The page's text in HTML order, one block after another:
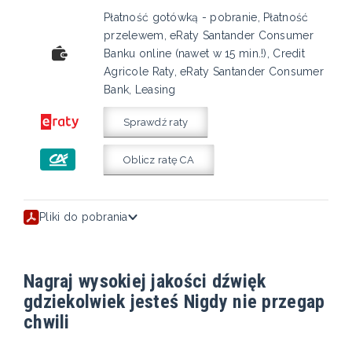
Płatność gotówką - pobranie, Płatność
przelewem, eRaty Santander Consumer
Banku online (nawet w 15 min.!), Credit
Agricole Raty, eRaty Santander Consumer
Bank, Leasing
Sprawdź raty
Oblicz ratę CA
Pliki do pobrania
Nagraj wysokiej jakości dźwięk
gdziekolwiek jesteś Nigdy nie przegap
chwili